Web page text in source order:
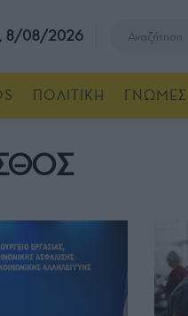
8/08/2026
ΠΟΛΙΤΙΚΗ ΓΝΩΜΕΣ